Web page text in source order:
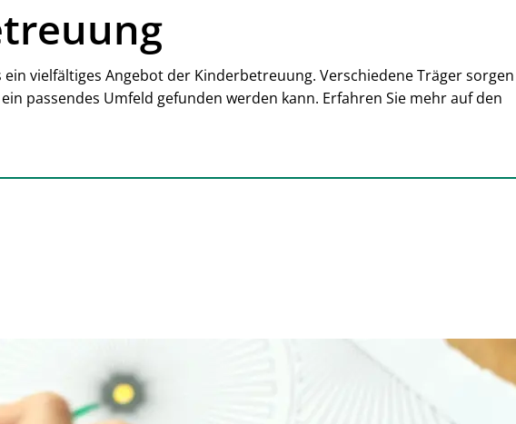
vielfältiges Angebot der Kinderbetreuung. Verschiedene Träger sorgen
passendes Umfeld gefunden werden kann. Erfahren Sie mehr auf den